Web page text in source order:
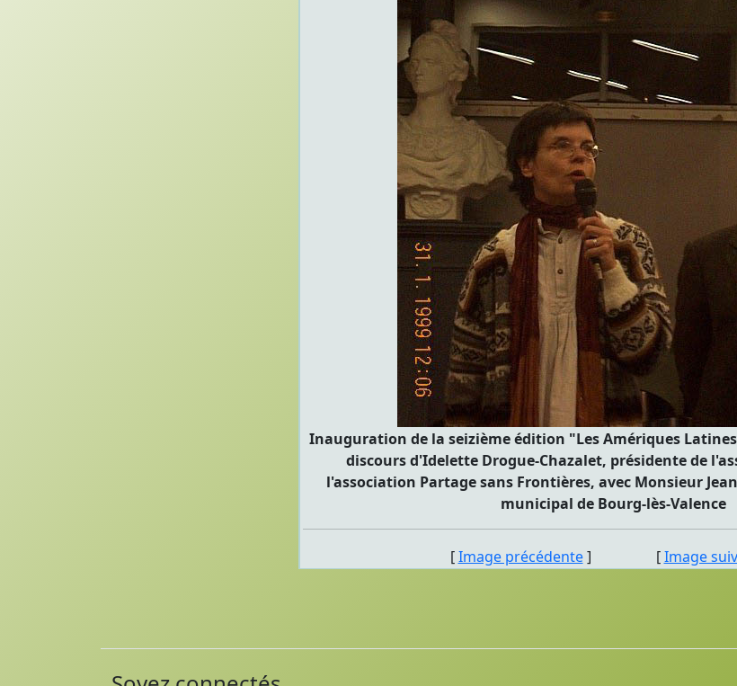
Inauguration de la seizième édition "Les Amériques
discours d'Idelette Drogue-Chazalet, présidente de
l'association Partage sans Frontières, avec Monsieur
municipal de Bourg-lès-Valence
[Image précédente] [Image